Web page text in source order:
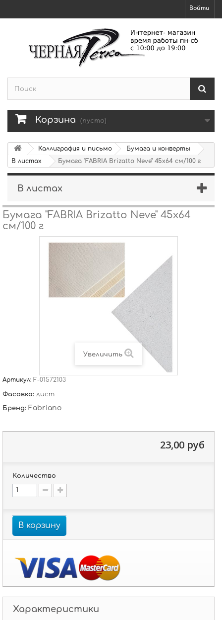
Войти
Корзина (пусто)
Каллиграфия и письмо
Бумага и конверты
В листах
Бумага "FABRIA Brizatto Neve" 45х64 см/100 г
В листах
Бумага "FABRIA Brizatto Neve" 45х64
см/100 г
Увеличить
Артикул: F-01572103
Фасовка: лист
Бренд: Fabriano
23,00 руб
Количество
В корзину
Характеристики